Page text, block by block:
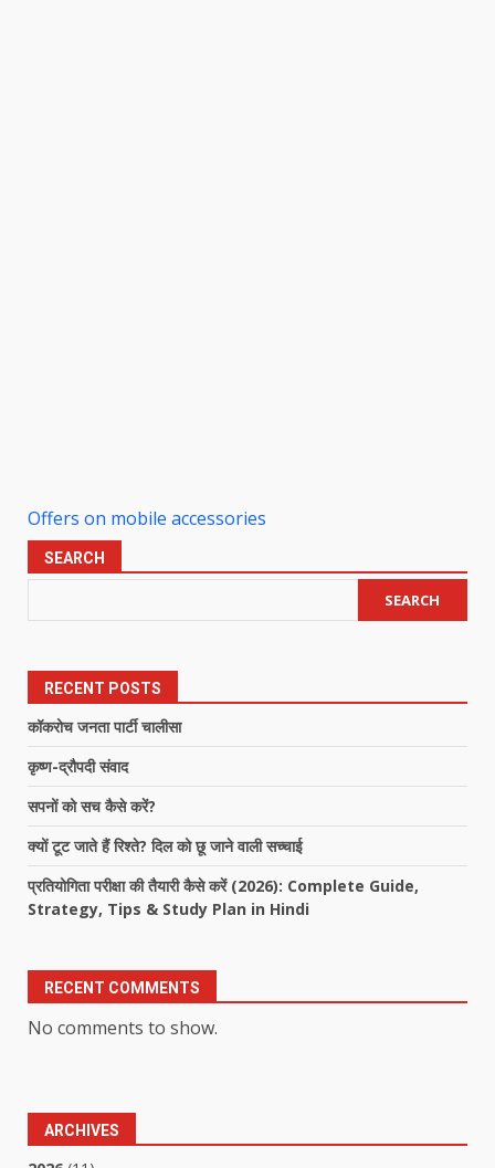
Offers on mobile accessories
SEARCH
SEARCH
RECENT POSTS
कॉकरोच जनता पार्टी चालीसा
कृष्ण-द्रौपदी संवाद
सपनों को सच कैसे करें?
क्यों टूट जाते हैं रिश्ते? दिल को छू जाने वाली सच्चाई
प्रतियोगिता परीक्षा की तैयारी कैसे करें (2026): Complete Guide,
Strategy, Tips & Study Plan in Hindi
RECENT COMMENTS
No comments to show.
ARCHIVES